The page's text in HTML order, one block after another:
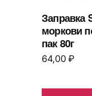
Заправка
моркови
пак 80г
64,00₽